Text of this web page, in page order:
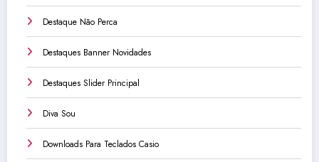
Destaque Não Perca
Destaques Banner Novidades
Destaques Slider Principal
Diva Sou
Downloads Para Teclados Casio